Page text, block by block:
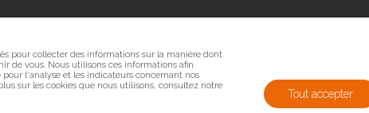
pour collecter des informations sur la manière dont
de vous. Nous utilisons ces informations afin
l'analyse et les indicateurs concernant nos
sur les cookies que nous utilisons, consultez notre
Tout accepter